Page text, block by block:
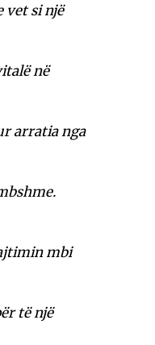
vet si një
në
arratia nga
mbi
të një